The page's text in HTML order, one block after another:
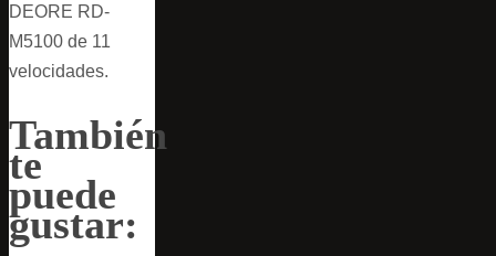
DEORE RD-
M5100 de 11
velocidades.
También
te
puede
gustar: